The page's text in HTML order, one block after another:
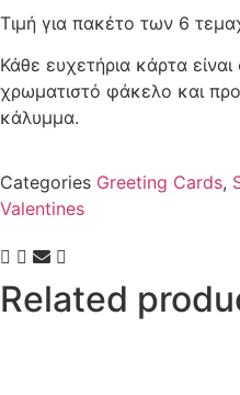
Τιμή για πακέτο των 6
Κάθε ευχετήρια κάρτα
χρωματιστό φάκελο και
κάλυμμα.
Categories Greeting Cards,
Valentines
Related